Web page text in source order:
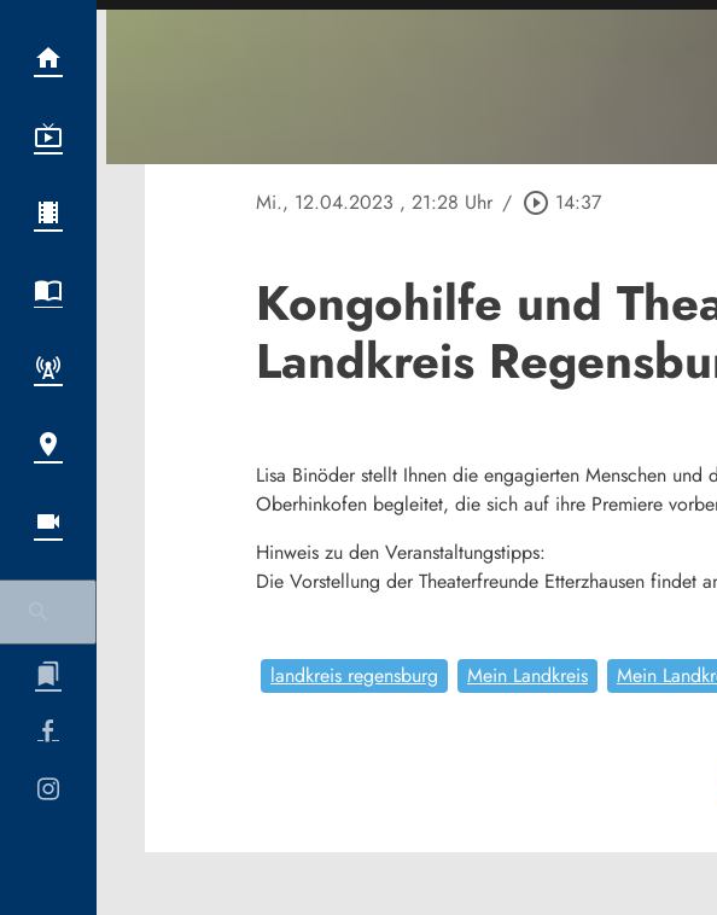
Mi., 12.04.2023 , 21:28 Uhr / play_circle_outline 14:37
Kongohilfe und
Landkreis
Lisa Binöder stellt Ihnen die engagierten Menschen
Oberhinkofen begleitet, die sich auf ihre Premiere
Hinweis zu den Veranstaltungstipps:
Die Vorstellung der Theaterfreunde Etterzhausen
landkreis regensburg Mein Landkreis Mein